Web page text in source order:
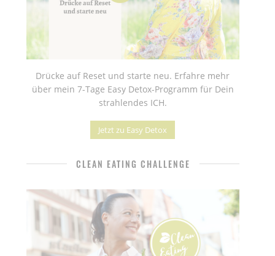
Drücke auf Reset und starte neu. Erfahre mehr
über mein 7-Tage Easy Detox-Programm für Dein
strahlendes ICH.
Jetzt zu Easy Detox
CLEAN EATING CHALLENGE